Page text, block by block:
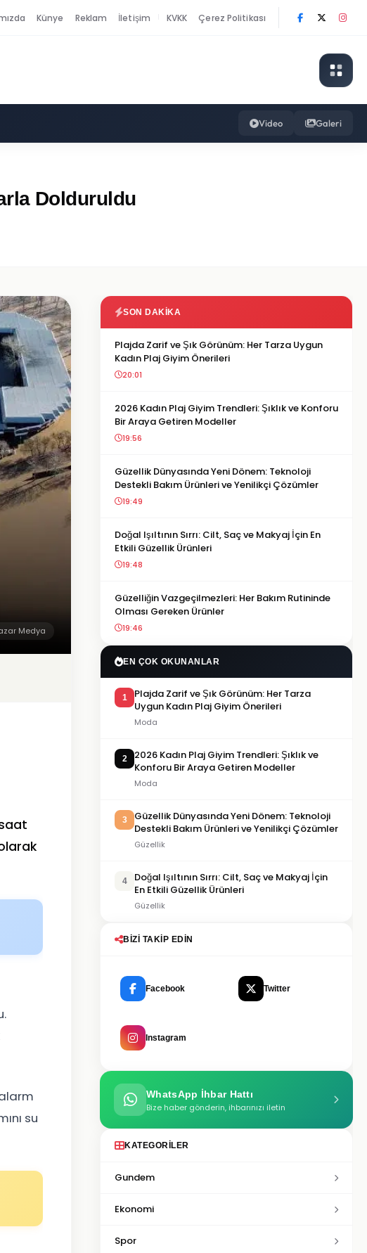
Künye Reklam İletişim KVKK Çerez Politikası
Video Galeri
Dolduruldu
Medya
su
SON DAKIKA
Plajda Zarif ve Şık Görünüm: Her Tarza Uygun
Kadın Plaj Giyim Önerileri
20:01
2026 Kadın Plaj Giyim Trendleri: Şıklık ve Konforu
Bir Araya Getiren Modeller
19:56
Güzellik Dünyasında Yeni Dönem: Teknoloji
Destekli Bakım Ürünleri ve Yenilikçi Çözümler
19:49
Doğal Işıltının Sırrı: Cilt, Saç ve Makyaj İçin En
Etkili Güzellik Ürünleri
19:48
Güzelliğin Vazgeçilmezleri: Her Bakım Rutininde
Olması Gereken Ürünler
19:46
EN ÇOK OKUNANLAR
1
Plajda Zarif ve Şık Görünüm: Her Tarza
Uygun Kadın Plaj Giyim Önerileri
Moda
2
2026 Kadın Plaj Giyim Trendleri: Şıklık ve
Konforu Bir Araya Getiren Modeller
Moda
3
Güzellik Dünyasında Yeni Dönem: Teknoloji
Destekli Bakım Ürünleri ve Yenilikçi Çözümler
Güzellik
4
Doğal Işıltının Sırrı: Cilt, Saç ve Makyaj İçin
En Etkili Güzellik Ürünleri
Güzellik
BIZI TAKIP EDIN
Facebook Twitter
Instagram
WhatsApp İhbar Hattı
Bize haber gönderin, ihbarınızı iletin
KATEGORILER
Gundem
Ekonomi
Spor